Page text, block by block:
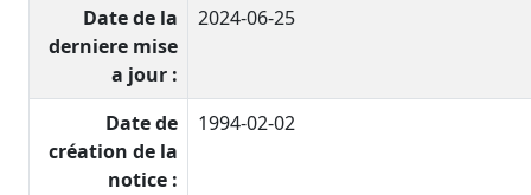
Date de la
derniere mise
a jour :
2024-06-25
Date de
création de la
notice :
1994-02-02